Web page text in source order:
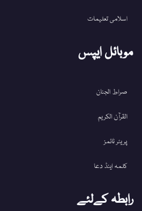
اسلامی تعلیمات
موبائل ایپس
صراط الجنان
القرآن الکریم
پریئر ٹائمز
کلمہ اینڈ دعا
رابطہ کےلئے